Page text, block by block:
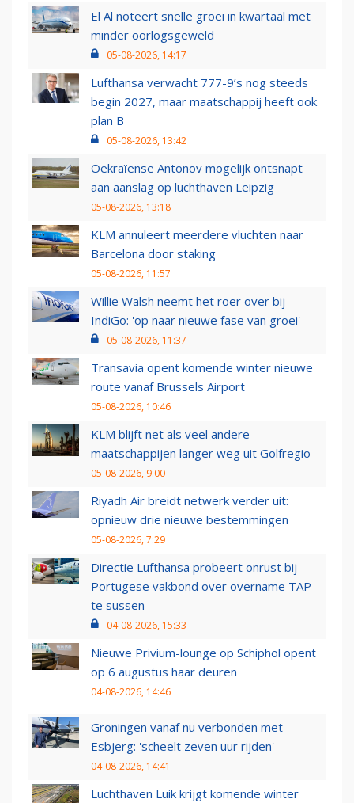
El Al noteert snelle groei in kwartaal met
minder oorlogsgeweld
05-08-2026, 14:17
Lufthansa verwacht 777-9’s nog steeds
begin 2027, maar maatschappij heeft ook
plan B
05-08-2026, 13:42
Oekraïense Antonov mogelijk ontsnapt
aan aanslag op luchthaven Leipzig
05-08-2026, 13:18
KLM annuleert meerdere vluchten naar
Barcelona door staking
05-08-2026, 11:57
Willie Walsh neemt het roer over bij
IndiGo: 'op naar nieuwe fase van groei'
05-08-2026, 11:37
Transavia opent komende winter nieuwe
route vanaf Brussels Airport
05-08-2026, 10:46
KLM blijft net als veel andere
maatschappijen langer weg uit Golfregio
05-08-2026, 9:00
Riyadh Air breidt netwerk verder uit:
opnieuw drie nieuwe bestemmingen
05-08-2026, 7:29
Directie Lufthansa probeert onrust bij
Portugese vakbond over overname TAP
te sussen
04-08-2026, 15:33
Nieuwe Privium-lounge op Schiphol opent
op 6 augustus haar deuren
04-08-2026, 14:46
Groningen vanaf nu verbonden met
Esbjerg: 'scheelt zeven uur rijden'
04-08-2026, 14:41
Luchthaven Luik krijgt komende winter